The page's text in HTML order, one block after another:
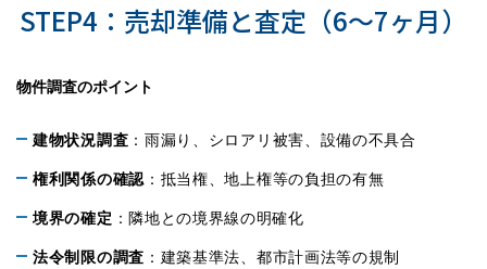
STEP4：売却準備と査定（6〜7ヶ月）
物件調査のポイント
建物状況調査 ：雨漏り、シロアリ被害、設備の不具合
権利関係の確認 ：抵当権、地上権等の負担の有無
境界の確定 ：隣地との境界線の明確化
法令制限の調査 ：建築基準法、都市計画法等の規制